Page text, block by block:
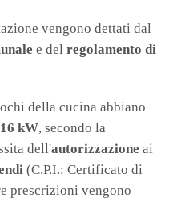
vengono dettati dal
e del regolamento di
della cucina abbiano
kW, secondo la
dell'autorizzazione ai
(C.P.I.: Certificato di
prescrizioni vengono